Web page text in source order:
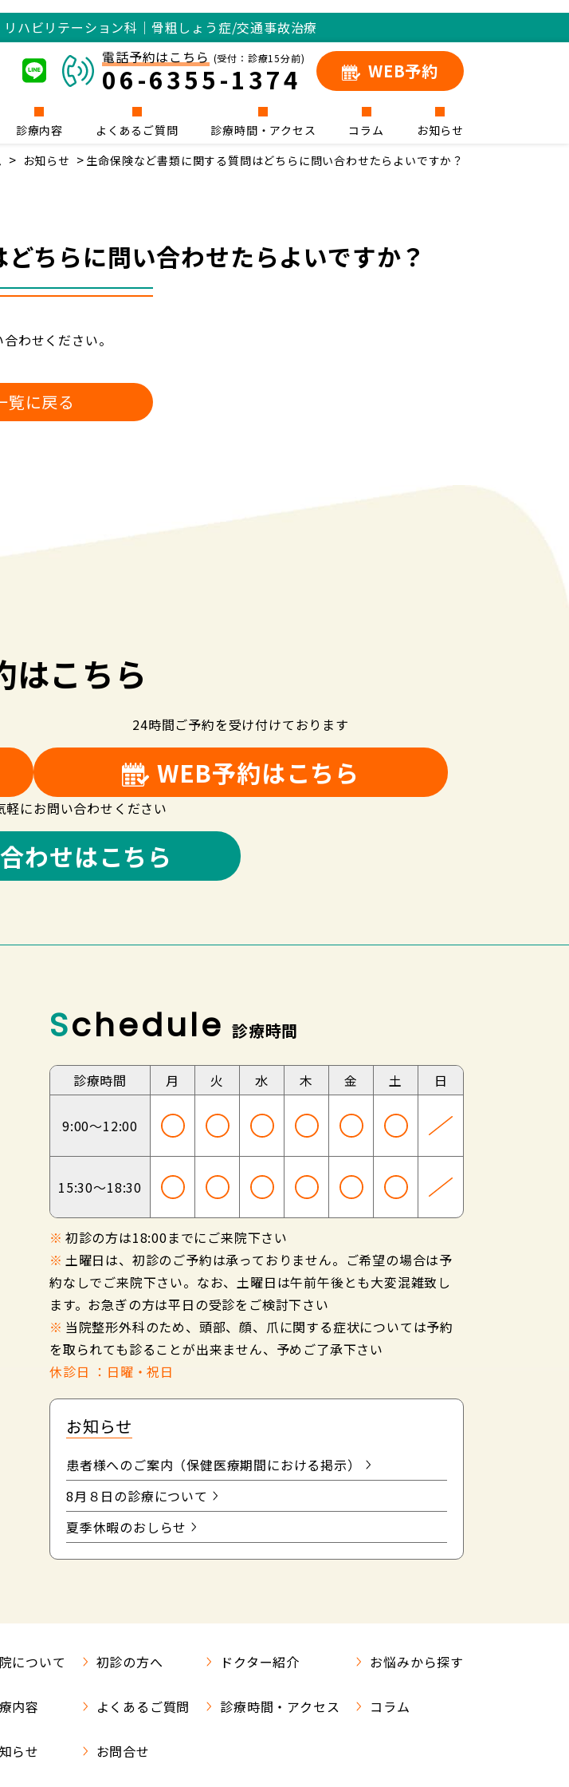
ハビリテーション科｜骨粗しょう症/交通事故治療
電話予約はこちら (受付：診療15分前)
06-6355-1374 WEB予約
診療内容 よくあるご質問 診療時間・アクセス コラム
お知らせ
お知らせ 生命保険など書類に関する質問はどちらに問い合わせたらよいですか？
ちらに問い合わせたらよいですか？
わせください。
覧に戻る
はこちら
24時間ご予約を受け付けております
WEB予約はこちら
軽にお問い合わせください
わせはこちら
Schedule 診療時間
診療時間 月 火 水 木 金 土 日
9:00～12:00
15:30～18:30
※ 初診の方は18:00までにご来院下さい
※ 土曜日は、初診のご予約は承っておりません。ご希望の場合は予
約なしでご来院下さい。なお、土曜日は午前午後とも大変混雑致し
ます。お急ぎの方は平日の受診をご検討下さい
※ 当院整形外科のため、頭部、顔、爪に関する症状については予約
を取られても診ることが出来ません、予めご了承下さい
休診日 ：日曜・祝日
お知らせ
患者様へのご案内（保健医療期間における掲示）
8月８日の診療について
夏季休暇のおしらせ
について 初診の方へ ドクター紹介 お悩みから探す
内容 よくあるご質問 診療時間・アクセス コラム
らせ お問合せ